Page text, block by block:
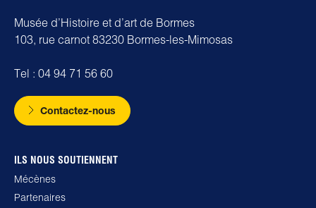
Musée d’Histoire et d’art de Bormes
103, rue carnot 83230 Bormes-les-Mimosas
Tel : 04 94 71 56 60
Contactez-nous
ILS NOUS SOUTIENNENT
Mécènes
Partenaires